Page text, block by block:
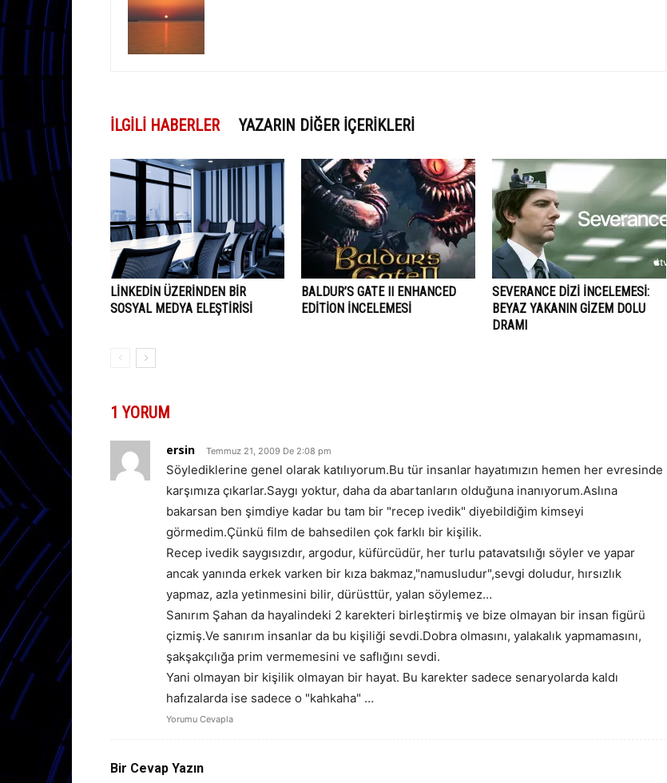
İLGILI HABERLER YAZARIN DIĞER İÇERIKLERI
LINKEDIN ÜZERINDEN BIR
SOSYAL MEDYA ELEŞTIRISI
BALDUR’S GATE II ENHANCED
EDITION İNCELEMESI
SEVERANCE DIZI İNCELEMESI:
BEYAZ YAKANIN GIZEM DOLU
DRAMI
1 YORUM
ersin Temmuz 21, 2009 De 2:08 pm
Söylediklerine genel olarak katılıyorum.Bu tür insanlar hayatımızın hemen her evresinde
karşımıza çıkarlar.Saygı yoktur, daha da abartanların olduğuna inanıyorum.Aslına
bakarsan ben şimdiye kadar bu tam bir "recep ivedik" diyebildiğim kimseyi
görmedim.Çünkü film de bahsedilen çok farklı bir kişilik.
Recep ivedik saygısızdır, argodur, küfürcüdür, her turlu patavatsılığı söyler ve yapar
ancak yanında erkek varken bir kıza bakmaz,"namusludur",sevgi doludur, hırsızlık
yapmaz, azla yetinmesini bilir, dürüsttür, yalan söylemez…
Sanırım Şahan da hayalindeki 2 karekteri birleştirmiş ve bize olmayan bir insan figürü
çizmiş.Ve sanırım insanlar da bu kişiliği sevdi.Dobra olmasını, yalakalık yapmamasını,
şakşakçılığa prim vermemesini ve saflığını sevdi.
Yani olmayan bir kişilik olmayan bir hayat. Bu karekter sadece senaryolarda kaldı
hafızalarda ise sadece o "kahkaha" …
Yorumu Cevapla
Bir Cevap Yazın